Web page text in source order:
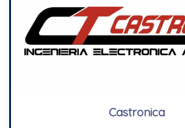
Castronica